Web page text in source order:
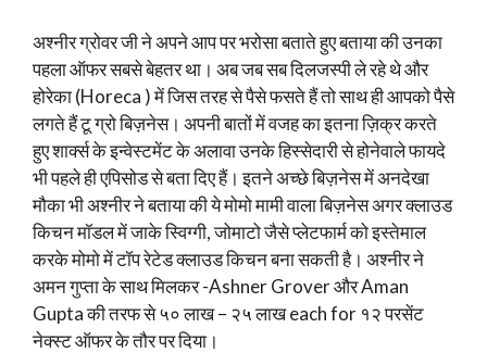
अश्नीर ग्रोवर जी ने अपने आप पर भरोसा बताते हुए बताया की उनका
पहला ऑफर सबसे बेहतर था। अब जब सब दिलजस्पी ले रहे थे और
होरेका (Horeca ) में जिस तरह से पैसे फसते हैं तो साथ ही आपको पैसे
लगते हैं टू ग्रो बिज़नेस। अपनी बातों में वजह का इतना ज़िक्र करते
हुए शार्क्स के इन्वेस्टमेंट के अलावा उनके हिस्सेदारी से होनेवाले फायदे
भी पहले ही एपिसोड से बता दिए हैं। इतने अच्छे बिज़नेस में अनदेखा
मौका भी अश्नीर ने बताया की ये मोमो मामी वाला बिज़नेस अगर क्लाउड
किचन मॉडल में जाके स्विग्गी, जोमाटो जैसे प्लेटफार्म को इस्तेमाल
करके मोमो में टॉप रेटेड क्लाउड किचन बना सकती है। अश्नीर ने
अमन गुप्ता के साथ मिलकर -Ashner Grover और Aman
Gupta की तरफ से ५० लाख – २५ लाख each for १२ परसेंट
नेक्स्ट ऑफर के तौर पर दिया।